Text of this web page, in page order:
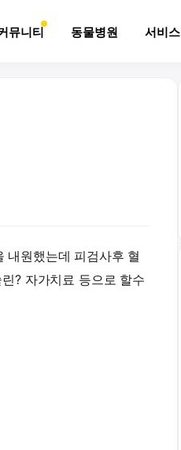
뮤니티 동물병원 서비스
내원했는데 피검사후 혈
? 자가치료 등으로 할수